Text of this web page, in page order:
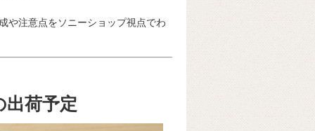
や注意点をソニーショップ視点でわ
出荷予定